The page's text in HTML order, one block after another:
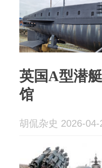
英国A型潜
馆
胡侃杂史 2026-04-